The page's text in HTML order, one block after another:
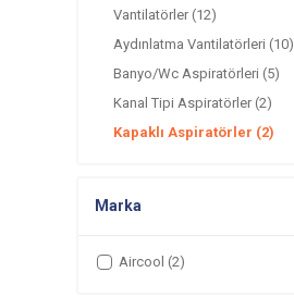
Vantilatörler (12)
Aydınlatma Vantilatörleri (10)
Banyo/Wc Aspiratörleri (5)
Kanal Tipi Aspiratörler (2)
Kapaklı Aspiratörler (2)
Marka
Aircool (2)